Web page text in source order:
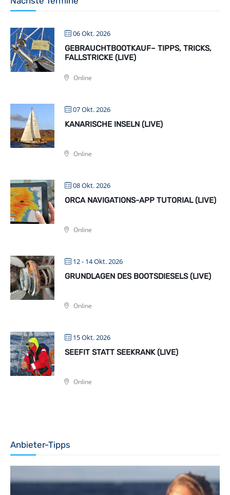
06 Okt. 2026
GEBRAUCHTBOOTKAUF– TIPPS, TRICKS,
FALLSTRICKE (LIVE)
Online
07 Okt. 2026
KANARISCHE INSELN (LIVE)
Online
08 Okt. 2026
ORCA NAVIGATIONS-APP TUTORIAL (LIVE)
Online
12 - 14 Okt. 2026
GRUNDLAGEN DES BOOTSDIESELS (LIVE)
Online
15 Okt. 2026
SEEFIT STATT SEEKRANK (LIVE)
Online
Anbieter-Tipps